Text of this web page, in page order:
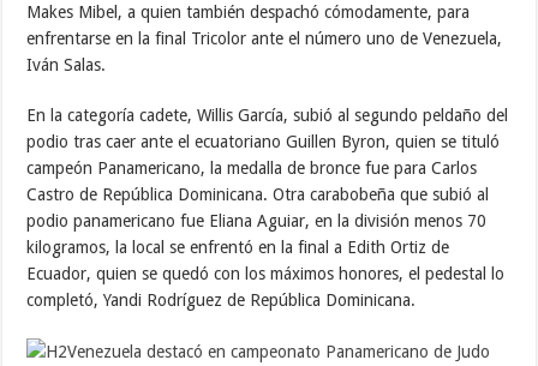
Makes Mibel, a quien también despachó cómodamente, para
enfrentarse en la final Tricolor ante el número uno de Venezuela,
Iván Salas.
En la categoría cadete, Willis García, subió al segundo peldaño del
podio tras caer ante el ecuatoriano Guillen Byron, quien se tituló
campeón Panamericano, la medalla de bronce fue para Carlos
Castro de República Dominicana. Otra carabobeña que subió al
podio panamericano fue Eliana Aguiar, en la división menos 70
kilogramos, la local se enfrentó en la final a Edith Ortiz de
Ecuador, quien se quedó con los máximos honores, el pedestal lo
completó, Yandi Rodríguez de República Dominicana.